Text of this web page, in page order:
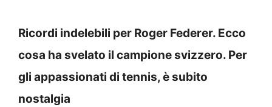
Ricordi indelebili per Roger Federer. Ecco
cosa ha svelato il campione svizzero. Per
gli appassionati di tennis, è subito
nostalgia